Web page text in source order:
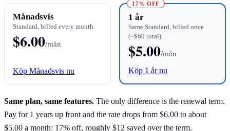
Månadsvis
Standard, billed every month
$6.00/mån
Köp Månadsvis nu
17% OFF
1 år
Same Standard, billed once
(~$60 total)
$5.00/mån
Köp 1 år nu
Same plan, same features. The only difference is the renewal term.
Pay for 1 years up front and the rate drops from $6.00 to about
$5.00 a month: 17% off, roughly $12 saved over the term.